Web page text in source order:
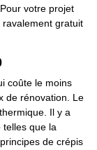
votre projet
gratuit
coûte le moins
de rénovation. Le
Il y a
telles que la
de crépis